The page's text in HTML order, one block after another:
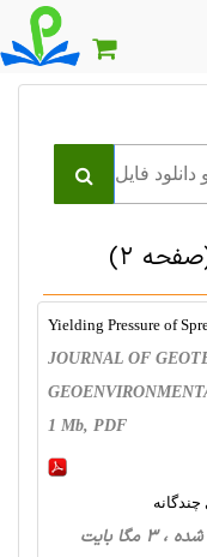
2)
Yielding Pressure of
JOURNAL OF
1 Mb, PDF
، کلیه گرایش ها، 31 صفحه فارسی تایپ شده ، 3 مگا بایت